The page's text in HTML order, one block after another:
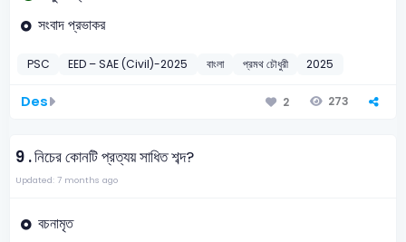
সংবাদ প্রভাকর
PSC EED – SAE (Civil)-2025 বাংলা প্রমথ চৌধুরী 2025
Des 2 273
9 .নিচের কোনটি প্রত্যয় সাধিত শব্দ?
Updated: 7 months ago
বচনামৃত